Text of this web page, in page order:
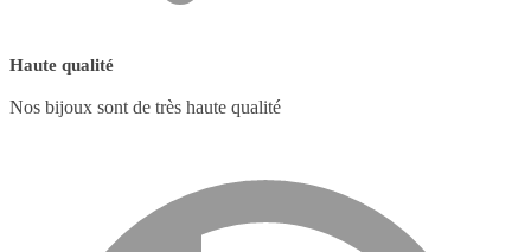
Haute qualité
Nos bijoux sont de très haute qualité